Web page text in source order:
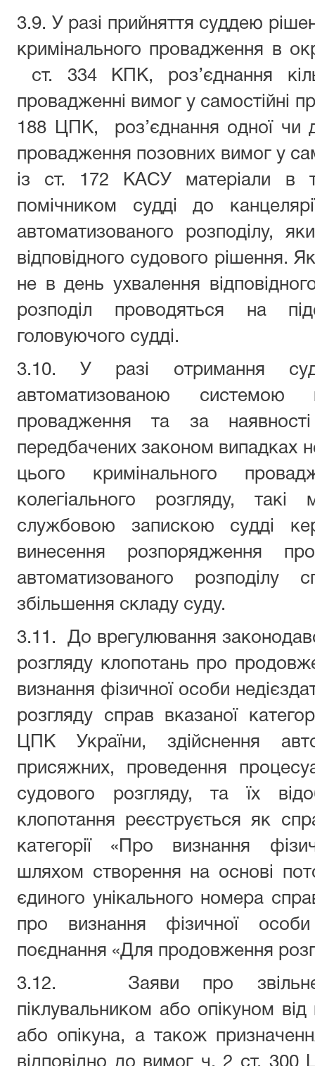
3.9. У разі прийняття суддею
кримінального провадження в
ст. 334 КПК, роз’єднання
провадженні вимог у самостійні
188 ЦПК, роз’єднання одної чи
провадження позовних вимог у
із ст. 172 КАСУ матеріали в
помічником судді до
автоматизованого розподілу,
відповідного судового рішення.
не в день ухвалення
розподіл проводяться на
головуючого судді.
3.10. У разі отримання
автоматизованою системою
провадження та за
передбачених законом випадках
цього кримінального
колегіального розгляду, такі
службовою запискою судді
винесення розпорядження
автоматизованого
збільшення складу суду.
3.11. До врегулювання
розгляду клопотань про
визнання фізичної особи
розгляду справ вказаної
ЦПК України, здійснення
присяжних, проведення
судового розгляду, та їх
клопотання реєструється як
категорії «Про визнання
шляхом створення на основі
єдиного унікального номера
про визнання фізичної
поєднання «Для продовження
3.12. Заяви про
піклувальником або опікуном
або опікуна, а також
відповідно до вимог ч. 2 ст. 300